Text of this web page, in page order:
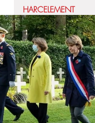
HARCELEMENT
✅ Accès aux lignes
Il y a quelques jours
comme netecoute.fr
Or, avec un numéro
engagé des
de l’éducation
accessible depuis